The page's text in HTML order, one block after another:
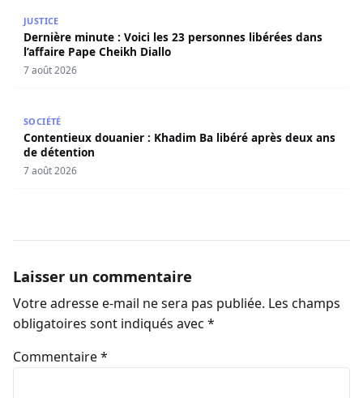
JUSTICE
Dernière minute : Voici les 23 personnes libérées dans
l’affaire Pape Cheikh Diallo
7 août 2026
SOCIÉTÉ
Contentieux douanier : Khadim Ba libéré après deux ans
de détention
7 août 2026
Laisser un commentaire
Votre adresse e-mail ne sera pas publiée. Les champs
obligatoires sont indiqués avec *
Commentaire*